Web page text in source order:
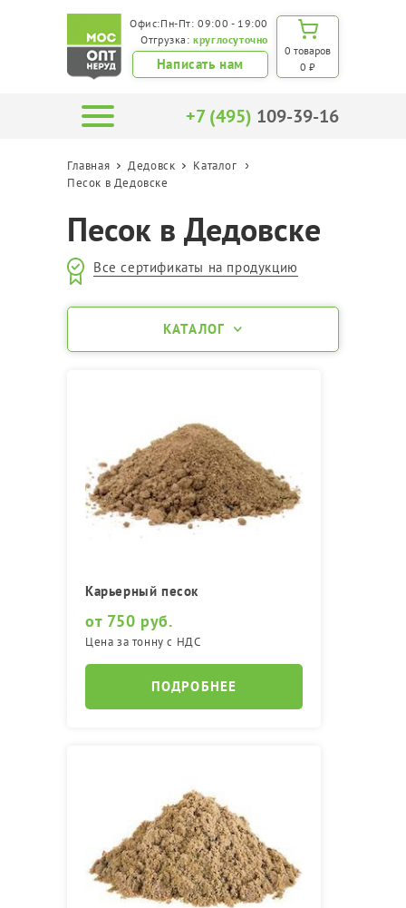
Офис:Пн-Пт: 09:00 - 19:00
Отгрузка:круглосуточно
Написать нам
0 товаров
0 ₽
+7 (495) 109-39-16
Главная Дедовск
Каталог
Песок в Дедовске
Песок в Дедовске
Все сертификаты на продукцию
КАТАЛОГ
Карьерный песок
от 750 руб.
Цена за тонну с НДС
ПОДРОБНЕЕ